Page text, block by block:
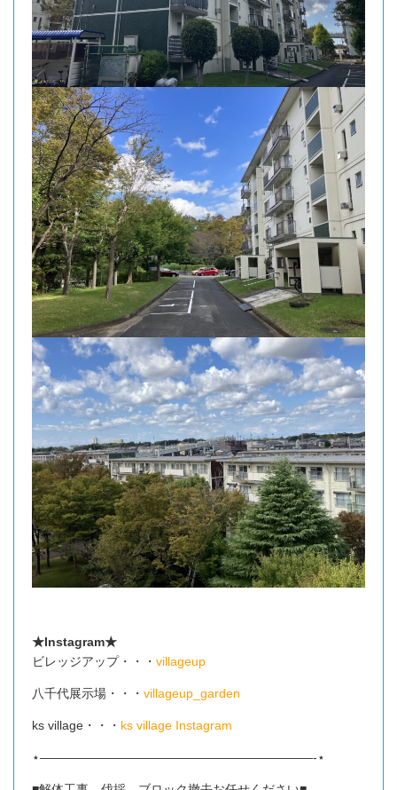
★Instagram★
ビレッジアップ・・・ villageup
八千代展示場・・・ villageup_garden
ks village・・・ ks village Instagram
⋆——————————————————————-⋆